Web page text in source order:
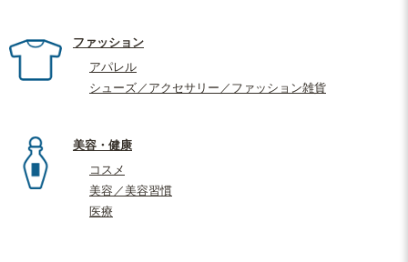
ファッション
アパレル
シューズ／アクセサリー／ファッション雑貨
美容・健康
コスメ
美容／美容習慣
医療